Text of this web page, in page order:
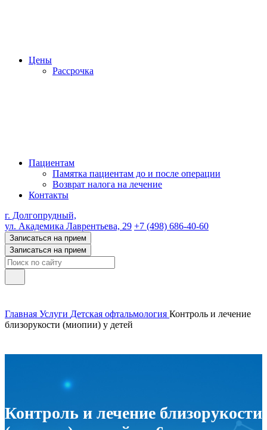
Цены
Рассрочка
Пациентам
Памятка пациентам до и после операции
Возврат налога на лечение
Контакты
г. Долгопрудный,
ул. Академика Лаврентьева, 29 +7 (498) 686-40-60
Записаться на прием
Записаться на прием
Главная Услуги Детская офтальмология Контроль и лечение
близорукости (миопии) у детей
Контроль и лечение близорукости